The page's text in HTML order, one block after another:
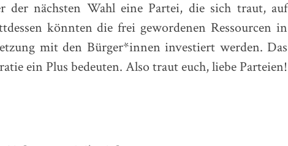
der nächsten Wahl eine Partei, die sich traut, auf
könnten die frei gewordenen Ressourcen in
mit den Bürger*innen investiert werden. Das
ein Plus bedeuten. Also traut euch, liebe Parteien!